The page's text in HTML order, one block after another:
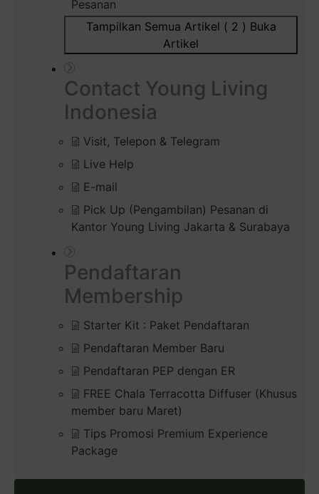
Pesanan
Tampilkan Semua Artikel ( 2 ) Buka
Artikel
Contact Young Living
Indonesia
Visit, Telepon & Telegram
Live Help
E-mail
Pick Up (Pengambilan) Pesanan di
Kantor Young Living Jakarta & Surabaya
Pendaftaran
Membership
Starter Kit : Paket Pendaftaran
Pendaftaran Member Baru
Pendaftaran PEP dengan ER
FREE Chala Terracotta Diffuser (Khusus
member baru Maret)
Tips Promosi Premium Experience
Package